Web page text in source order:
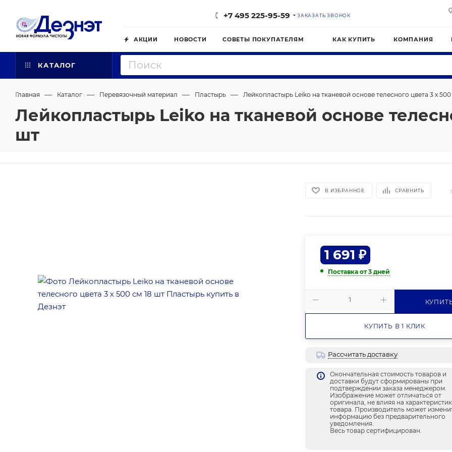
+7 495 225-95-59 ЗАКАЗАТЬ ЗВОНОК
АКЦИИ НОВОСТИ СОВЕТЫ ПОКУПАТЕЛЯМ КАК КУПИТЬ КОМПАНИЯ
КАТАЛОГ
Главная — Каталог — Перевязочный материал — Пластырь — Лейкопластырь Leiko на тканевой основе телесного цвета 3 х
Лейкопластырь Leiko на тканевой основе
шт
В ИЗБРАННОЕ СРАВНИТЬ
1 691 ₽
Поставка от 3 дней
КУПИТЬ В 1 КЛИК
Рассчитать доставку
Окончательная стоимость товаров и
доставки будут сформированы при
подтверждении заказа менеджером.
Изображение может отличаться от
оригинала, не влияя на
товара. Производитель может
информацию без предварительного
уведомления.
Весь товар сертифицирован.